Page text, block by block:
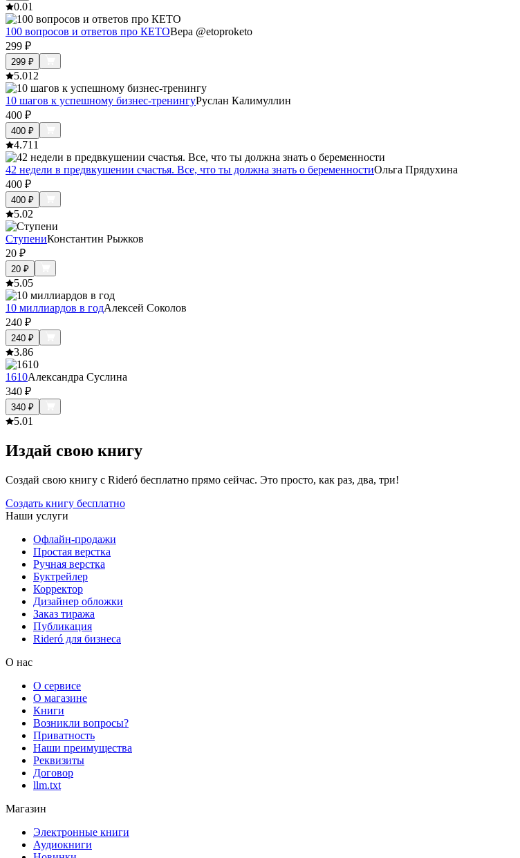
0.01
100 вопросов и ответов про КЕТОВера @etoproketo
299 ₽
299 ₽
5.012
10 шагов к успешному бизнес-тренингуРуслан Калимуллин
400 ₽
400 ₽
4.711
42 недели в предвкушении счастья. Все, что ты должна знать о беременностиОльга Прядухина
400 ₽
400 ₽
5.02
СтупениКонстантин Рыжков
20 ₽
20 ₽
5.05
10 миллиардов в годАлексей Соколов
240 ₽
240 ₽
3.86
1610Александра Суслина
340 ₽
340 ₽
5.01
Издай свою книгу
Создай свою книгу с Rideró бесплатно прямо сейчас. Это просто, как раз, два, три!
Создать книгу бесплатно
Наши услуги
Офлайн-продажи
Простая верстка
Ручная верстка
Буктрейлер
Корректор
Дизайнер обложки
Заказ тиража
Публикация
Rideró для бизнеса
О нас
О сервисе
О магазине
Книги
Возникли вопросы?
Приватность
Наши преимущества
Реквизиты
Договор
llm.txt
Магазин
Электронные книги
Аудиокниги